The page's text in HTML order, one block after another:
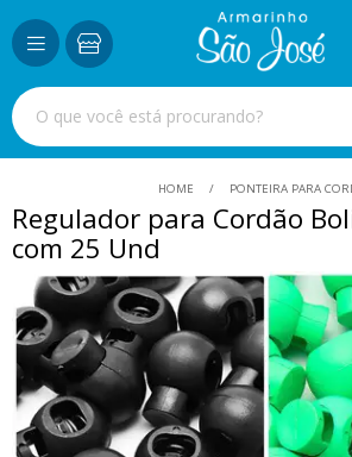
HOME PONTEIRA PARA
Regulador para Cordão
com 25 Und